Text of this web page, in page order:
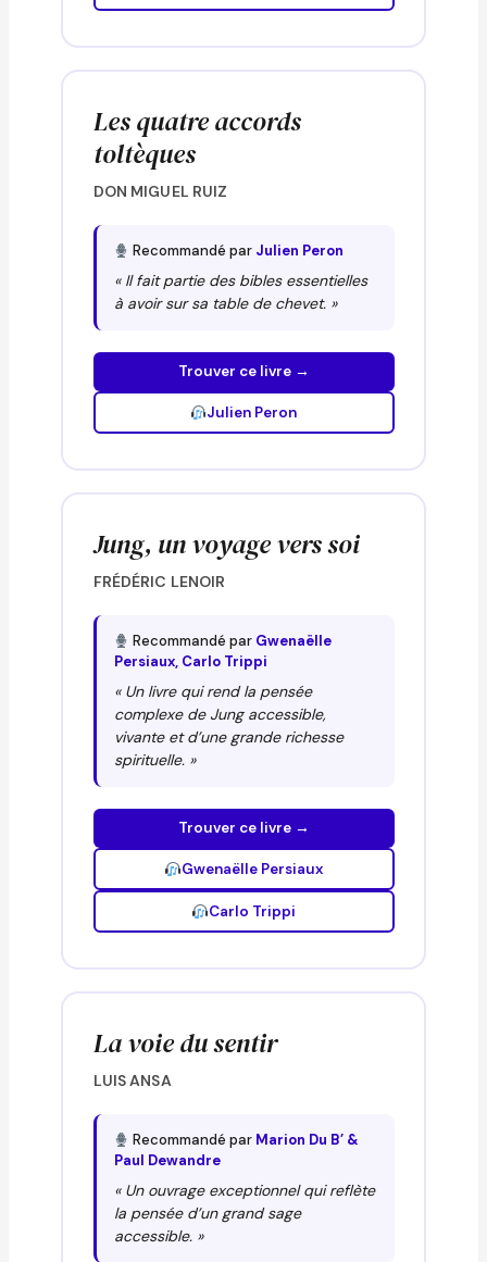
Les quatre accords
toltèques
DON MIGUEL RUIZ
Recommandé par Julien Peron
« Il fait partie des bibles essentielles
à avoir sur sa table de chevet. »
Trouver ce livre →
Julien Peron
Jung, un voyage vers soi
FRÉDÉRIC LENOIR
Recommandé par Gwenaëlle
Persiaux, Carlo Trippi
« Un livre qui rend la pensée
complexe de Jung accessible,
vivante et d’une grande richesse
spirituelle. »
Trouver ce livre →
Gwenaëlle Persiaux
Carlo Trippi
La voie du sentir
LUIS ANSA
Recommandé par Marion Du B’ &
Paul Dewandre
« Un ouvrage exceptionnel qui reflète
la pensée d’un grand sage
accessible. »